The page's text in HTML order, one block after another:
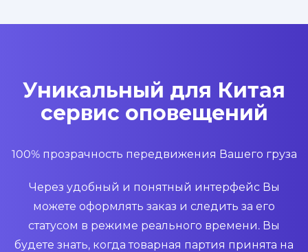
Уникальный для Китая
сервис оповещений
100% прозрачность передвижения Вашего груза
Через удобный и понятный интерфейс Вы
можете оформлять заказ и следить за его
статусом в режиме реального времени. Вы
будете знать, когда товарная партия принята на